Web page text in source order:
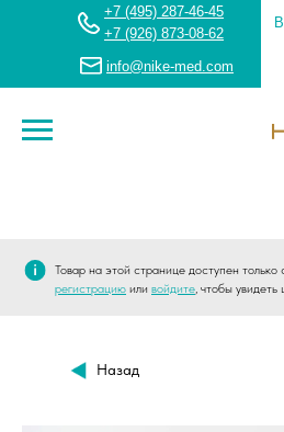
info@nike-med.com
+7 (495) 287-46-45
+7 (926) 873-08-62
Товар на этой странице доступен только
регистрацию или войдите, чтобы
Назад